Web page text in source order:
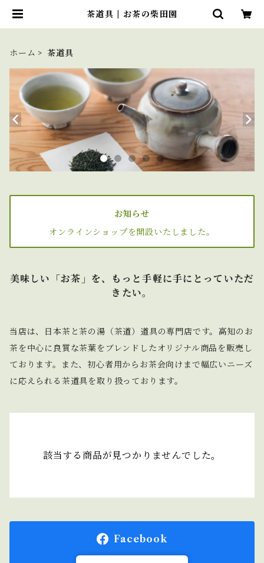
茶道具 | お茶の柴田園
ホーム 茶道具
お知らせ
オンラインショップを開設いたしました。
美味しい「お茶」を、もっと手軽に手にとっていただ
きたい。
当店は、日本茶と茶の湯（茶道）道具の専門店です。高知のお
茶を中心に良質な茶葉をブレンドしたオリジナル商品を販売し
ております。また、初心者用からお茶会向けまで幅広いニーズ
に応えられる茶道具を取り扱っております。
該当する商品が見つかりませんでした。
Facebook